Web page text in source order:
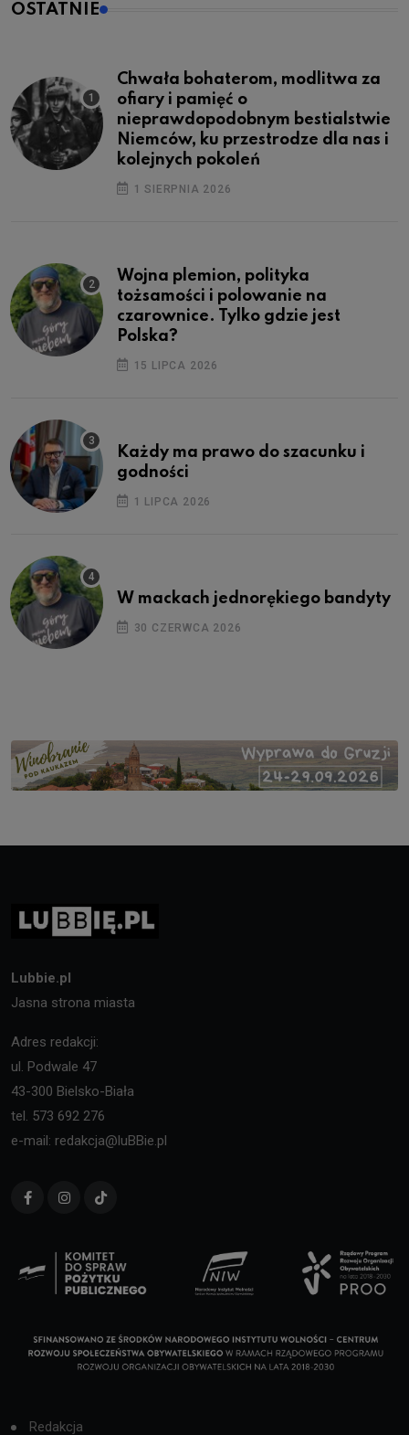
OSTATNIE
Chwała bohaterom, modlitwa za
ofiary i pamięć o
nieprawdopodobnym bestialstwie
Niemców, ku przestrodze dla nas i
kolejnych pokoleń
1 SIERPNIA 2026
Wojna plemion, polityka
tożsamości i polowanie na
czarownice. Tylko gdzie jest
Polska?
15 LIPCA 2026
Każdy ma prawo do szacunku i
godności
1 LIPCA 2026
W mackach jednorękiego bandyty
30 CZERWCA 2026
Lubbie.pl
Jasna strona miasta
Adres redakcji:
ul. Podwale 47
43-300 Bielsko-Biała
tel. 573 692 276
e-mail: redakcja@luBBie.pl
Redakcja